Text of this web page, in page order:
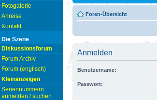
Fotogalerie
Anreise
Kontakt
Die Szene
Diskussionsforum
Forum Archiv
Forum (englisch)
Kleinanzeigen
Seriennummern
anmelden / suchen
Foren-Übersicht
Anmelden
Benutzername:
Passwort: